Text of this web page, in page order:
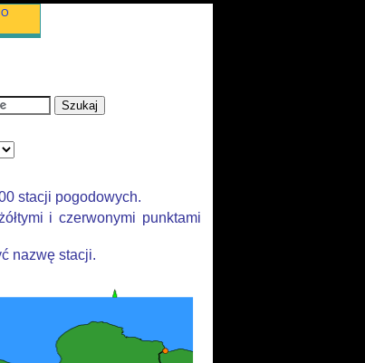
O
stacji pogodowych.
i czerwonymi punktami
nazwę stacji.